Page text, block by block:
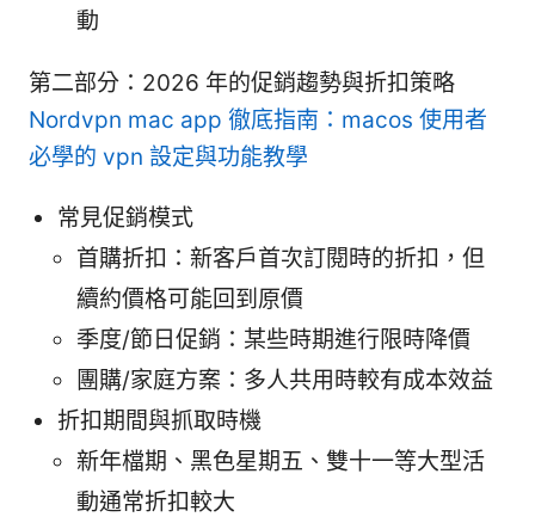
動
第二部分：2026 年的促銷趨勢與折扣策略
Nordvpn mac app 徹底指南：macos 使用者
必學的 vpn 設定與功能教學
常見促銷模式
首購折扣：新客戶首次訂閱時的折扣，但
續約價格可能回到原價
季度/節日促銷：某些時期進行限時降價
團購/家庭方案：多人共用時較有成本效益
折扣期間與抓取時機
新年檔期、黑色星期五、雙十一等大型活
動通常折扣較大